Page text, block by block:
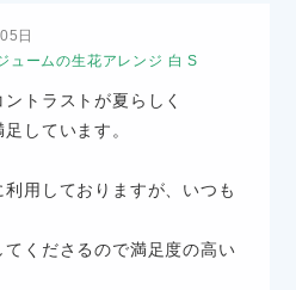
日
ュームの生花アレンジ 白 S
トラストが夏らしく
しています。
用しておりますが、いつも
くださるので満足度の高い